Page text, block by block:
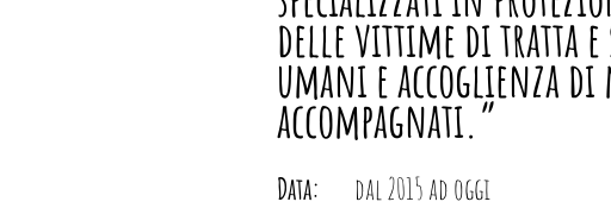
delle vittime di tratta
umani e accoglienza
accompagnati.”
Data:
dal 2015 ad oggi